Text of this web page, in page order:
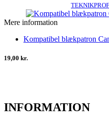
Mere information
Kompatibel blækpatron
19,00 kr.
INFORMATION